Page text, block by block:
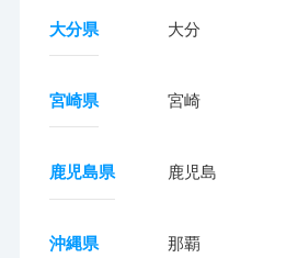
大分県 大分
宮崎県 宮崎
鹿児島県 鹿児島
沖縄県 那覇